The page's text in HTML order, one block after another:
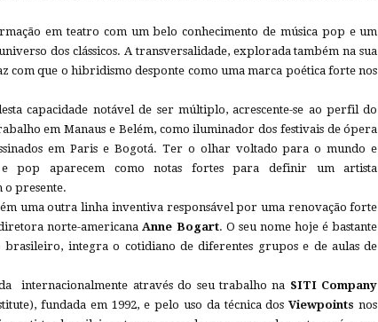
em teatro com um belo conhecimento de música pop e um
dos clássicos. A transversalidade, explorada também na sua
com que o hibridismo desponte como uma marca poética forte nos
capacidade notável de ser múltiplo, acrescente-se ao perfil do
em Manaus e Belém, como iluminador dos festivais de ópera
em Paris e Bogotá. Ter o olhar voltado para o mundo e
pop aparecem como notas fortes para definir um artista
presente.
uma outra linha inventiva responsável por uma renovação forte
norte-americana Anne Bogart. O seu nome hoje é bastante
integra o cotidiano de diferentes grupos e de aulas de
internacionalmente através do seu trabalho na SITI Company
fundada em 1992, e pelo uso da técnica dosViewpoints nos